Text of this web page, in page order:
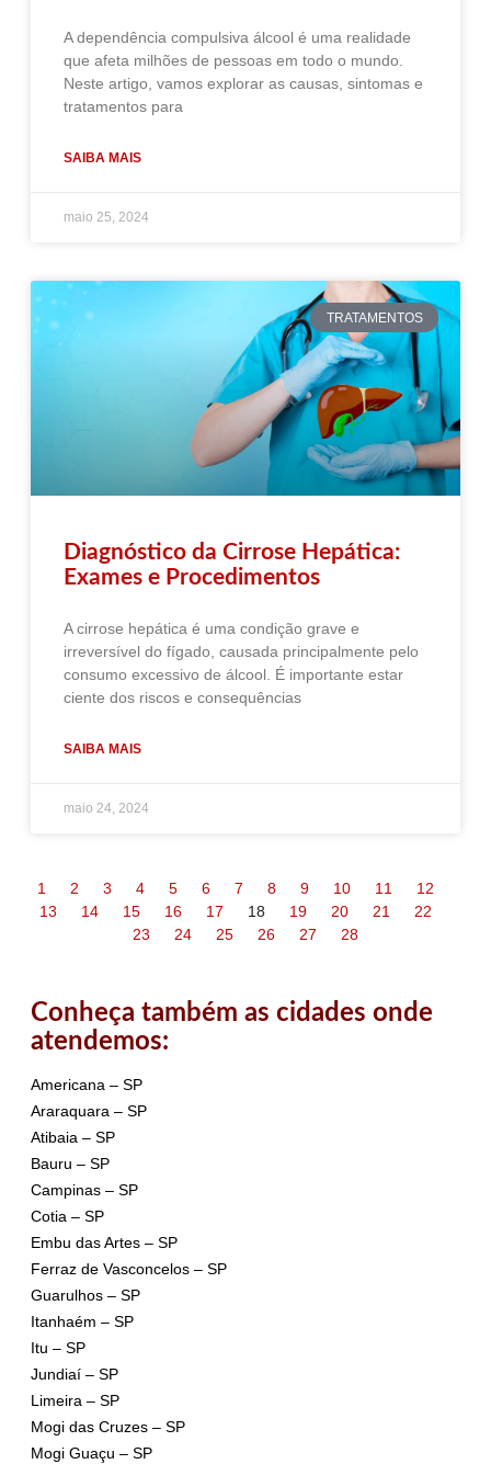
A dependência compulsiva álcool é uma realidade
que afeta milhões de pessoas em todo o mundo.
Neste artigo, vamos explorar as causas, sintomas e
tratamentos para
SAIBA MAIS
maio 25, 2024
TRATAMENTOS
Diagnóstico da Cirrose Hepática:
Exames e Procedimentos
A cirrose hepática é uma condição grave e
irreversível do fígado, causada principalmente pelo
consumo excessivo de álcool. É importante estar
ciente dos riscos e consequências
SAIBA MAIS
maio 24, 2024
1 2 3 4 5 6 7 8 9 10 11
12
13
14 15 16 17 18 19 20 21
22
23
24 25 26 27 28
Conheça também as cidades onde
atendemos:
Americana – SP
Araraquara – SP
Atibaia – SP
Bauru – SP
Campinas – SP
Cotia – SP
Embu das Artes – SP
Ferraz de Vasconcelos – SP
Guarulhos – SP
Itanhaém – SP
Itu – SP
Jundiaí – SP
Limeira – SP
Mogi das Cruzes – SP
Mogi Guaçu – SP